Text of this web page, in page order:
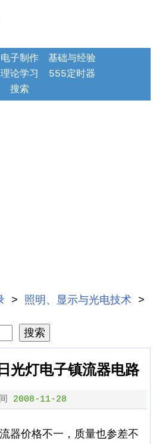
电子制作
基础与经验
理论学习
555定时器
搜索
> 照明、显示与光电技术 >
光灯电子镇流器电路
2008-11-28
器价格不一，质量也参差不